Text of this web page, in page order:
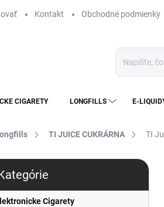
Kontakt Obchodné podmienky
CIGARETY LONGFILLS E-
TI JUICE CUKRÁRNA TI
Cigarety